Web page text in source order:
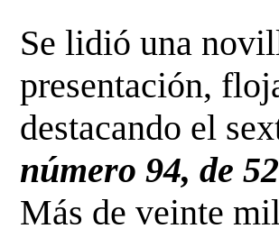
Se lidió una
presentación,
destacando el
número 94, de
Más de veinte